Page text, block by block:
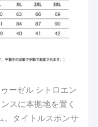
ーゼル シトロエン
スに本拠地を置く
。タイトルスポンサ